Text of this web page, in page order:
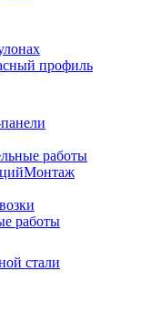
профиль
работы
Монтаж
работы
стали